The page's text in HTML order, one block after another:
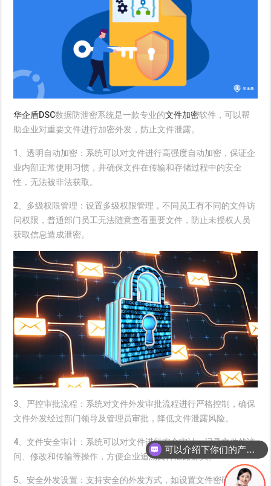
华企盾DSC数据防泄密系统是一款专业的文件加密软件，可以帮
助企业对重要文件进行加密外发，防止文件泄露。
1、透明自动加密： 系统可以对文件进行高强度自动加密，保证企
业内部正常使用习惯，并确保文件在传输和存储过程中的安全
性，无法被非法获取。
2、多级权限管理：设置多级权限管理，不同员工有不同的文件访
问权限，普通部门员工无法随意查看重要文件，防止未授权人员
获取信息造成泄密。
3、严控审批流程： 系统对文件外发审批流程进行严格控制，确保
文件外发经过部门领导及管理员审批，降低文件泄露风险。
4、文件安全审计： 系统可以对文件进行安全审计，记录文件的访
问、修改和传输等操作，方便企业追溯文件泄露源头。
5、安全外发设置：支持安全的外发方式，如设置文件密码、限制
可以介绍下你们的产品么